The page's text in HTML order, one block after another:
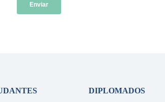
DIPLOMADOS